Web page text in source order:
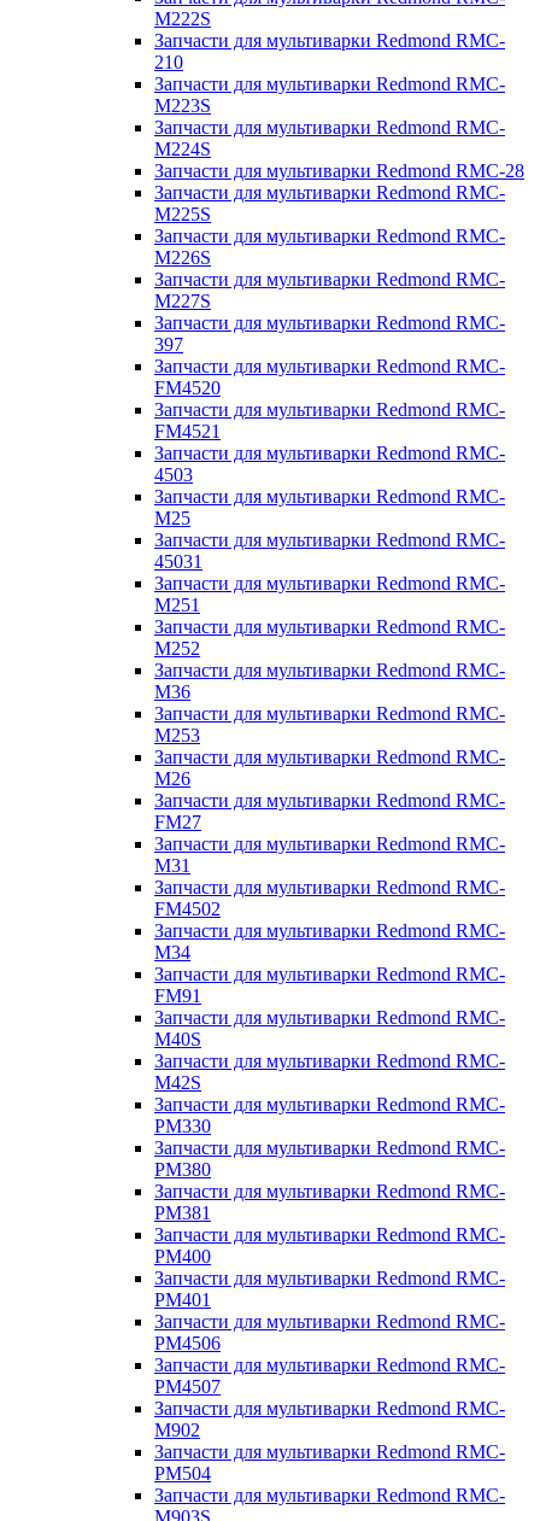
M222S
Запчасти для мультиварки Redmond RMC-
210
Запчасти для мультиварки Redmond RMC-
M223S
Запчасти для мультиварки Redmond RMC-
M224S
Запчасти для мультиварки Redmond RMC-28
Запчасти для мультиварки Redmond RMC-
M225S
Запчасти для мультиварки Redmond RMC-
M226S
Запчасти для мультиварки Redmond RMC-
M227S
Запчасти для мультиварки Redmond RMC-
397
Запчасти для мультиварки Redmond RMC-
FM4520
Запчасти для мультиварки Redmond RMC-
FM4521
Запчасти для мультиварки Redmond RMC-
4503
Запчасти для мультиварки Redmond RMC-
M25
Запчасти для мультиварки Redmond RMC-
45031
Запчасти для мультиварки Redmond RMC-
M251
Запчасти для мультиварки Redmond RMC-
M252
Запчасти для мультиварки Redmond RMC-
M36
Запчасти для мультиварки Redmond RMC-
M253
Запчасти для мультиварки Redmond RMC-
M26
Запчасти для мультиварки Redmond RMC-
FM27
Запчасти для мультиварки Redmond RMC-
M31
Запчасти для мультиварки Redmond RMC-
FM4502
Запчасти для мультиварки Redmond RMC-
M34
Запчасти для мультиварки Redmond RMC-
FM91
Запчасти для мультиварки Redmond RMC-
M40S
Запчасти для мультиварки Redmond RMC-
M42S
Запчасти для мультиварки Redmond RMC-
PM330
Запчасти для мультиварки Redmond RMC-
PM380
Запчасти для мультиварки Redmond RMC-
PM381
Запчасти для мультиварки Redmond RMC-
PM400
Запчасти для мультиварки Redmond RMC-
PM401
Запчасти для мультиварки Redmond RMC-
PM4506
Запчасти для мультиварки Redmond RMC-
PM4507
Запчасти для мультиварки Redmond RMC-
M902
Запчасти для мультиварки Redmond RMC-
PM504
Запчасти для мультиварки Redmond RMC-
M903S